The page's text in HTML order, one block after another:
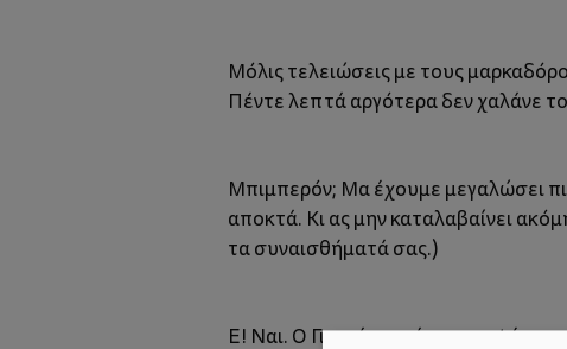
Μόλις τελειώσεις με τους
Πέντε λεπτά αργότερα δεν χαλάνε
Μπιμπερόν; Μα έχουμε μεγαλώσει
αποκτά. Κι ας μην καταλαβαίνει
τα συναισθήματά σας.)
Ε! Ναι. Ο Γιαννάκης κάνει στα